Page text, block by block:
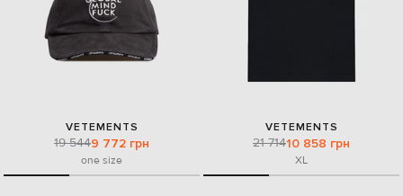
VETEMENTS
19 5449 772 грн
one size
VETEMENTS
21 71410 858 грн
XL